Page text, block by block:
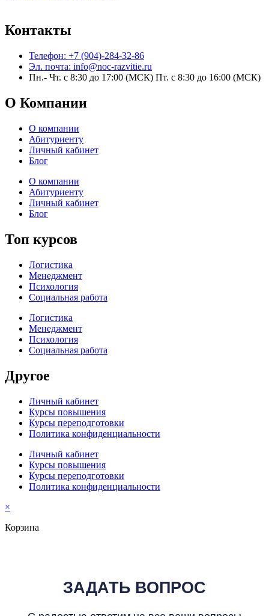
Контакты
Телефон: +7 (904)-284-32-86
Эл. почта: info@noc-razvitie.ru
Пн.- Чт. с 8:30 до 17:00 (МСК) Пт. с 8:30 до 16:00 (МСК)
О Компании
О компании
Абитуриенту
Личный кабинет
Блог
О компании
Абитуриенту
Личный кабинет
Блог
Топ курсов
Логистика
Менеджмент
Психология
Социальная работа
Логистика
Менеджмент
Психология
Социальная работа
Другое
Личный кабинет
Курсы повышения
Курсы переподготовки
Политика конфиденциальности
Личный кабинет
Курсы повышения
Курсы переподготовки
Политика конфиденциальности
×
Корзина
ЗАДАТЬ ВОПРОС